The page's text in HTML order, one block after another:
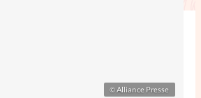
©Alliance Presse